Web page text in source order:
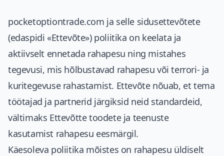
pocketoptiontrade.com ja selle sidusettevõtete
(edaspidi «Ettevõte») poliitika on keelata ja
aktiivselt ennetada rahapesu ning mistahes
tegevusi, mis hõlbustavad rahapesu või terrori- ja
kuritegevuse rahastamist. Ettevõte nõuab, et tema
töötajad ja partnerid järgiksid neid standardeid,
vältimaks Ettevõtte toodete ja teenuste
kasutamist rahapesu eesmärgil.
Käesoleva poliitika mõistes on rahapesu üldiselt